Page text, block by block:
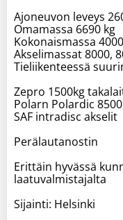
Ajoneuvon leveys
Omamassa 6690 kg
Kokonaismassa
Akselimassat 8000,
Tieliikenteessä
Zepro 1500kg
Polarn Polardic
SAF intradisc akselit
Perälautanostin
Erittäin hyvässä
laatuvalmistajalta
Sijainti: Helsinki